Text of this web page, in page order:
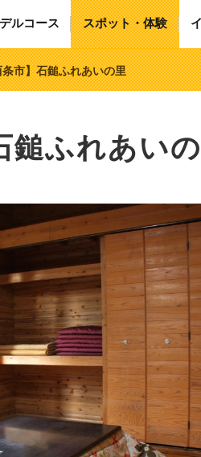
ルコース スポット・体験
市】石鎚ふれあいの里
鎚ふれあい